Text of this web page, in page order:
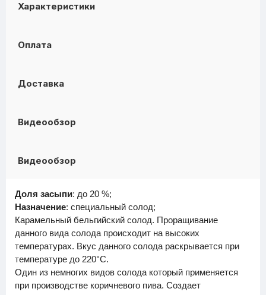
Характеристики
Оплата
Доставка
Видеообзор
Видеообзор
Доля засыпи: до 20 %;
Назначение: специальный солод;
Карамельный бельгийский солод. Проращивание
данного вида солода происходит на высоких
температурах. Вкус данного солода раскрывается при
температуре до 220°C.
Один из немногих видов солода который применяется
при производстве коричневого пива. Создает